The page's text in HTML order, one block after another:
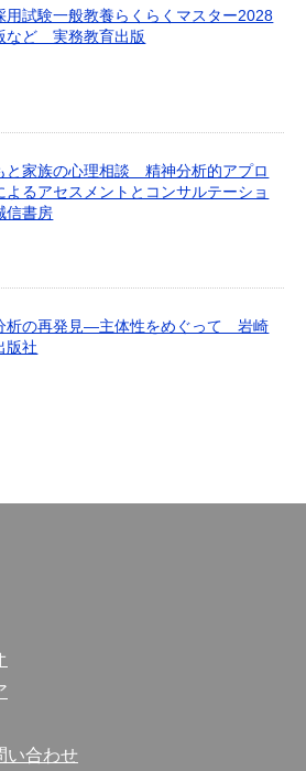
用試験一般教養らくらくマスター2028
など 実務教育出版
と家族の心理相談 精神分析的アプロ
よるアセスメントとコンサルテーショ
書房
析の再発見―主体性をめぐって 岩崎
版社
い合わせ